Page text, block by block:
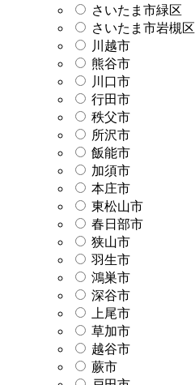
さいたま市緑区
さいたま市岩槻区
川越市
熊谷市
川口市
行田市
秩父市
所沢市
飯能市
加須市
本庄市
東松山市
春日部市
狭山市
羽生市
鴻巣市
深谷市
上尾市
草加市
越谷市
蕨市